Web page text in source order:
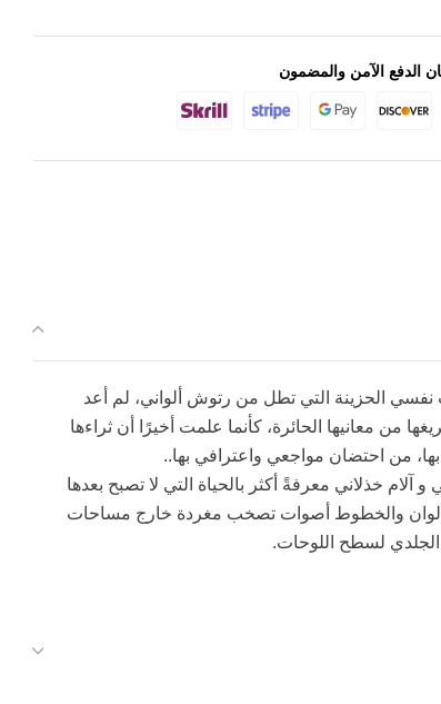
الدفع الآمن والمضمون
الحزينة التي تطل من رتوش ألواني، لم أعد
من معانيها الحائرة، كأنما علمت أخيرًا أن ثراءها
بها، من احتضان مواجعي واعترافي بها..
خذلاني معرفةً أكثر بالحياة التي لا تصبح بعدها
للألوان والخطوط أصوات تصخب مغردة خارج مساحات
لسطح اللوحات.